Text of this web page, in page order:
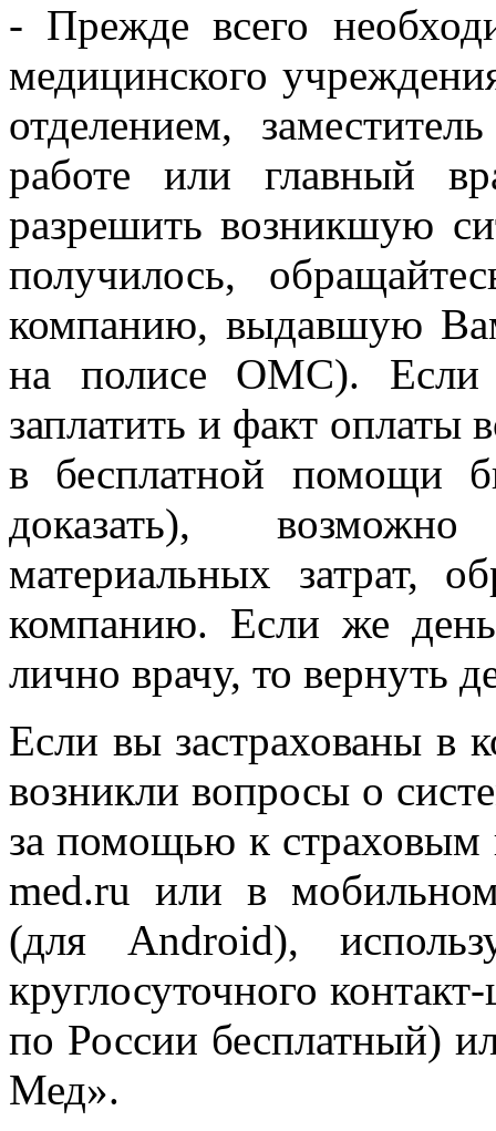
- Прежде всего
медицинского
отделением,
работе или главный
разрешить возникшую
получилось,
компанию, выдавшую
на полисе ОМС). Если
заплатить и факт оплаты
в бесплатной помощи
доказать),
материальных затрат,
компанию. Если же
лично врачу, то вернуть
Если вы застрахованы
возникли вопросы о
за помощью к страховым
med.ru или в
(для Android),
круглосуточного
по России бесплатный)
Мед».